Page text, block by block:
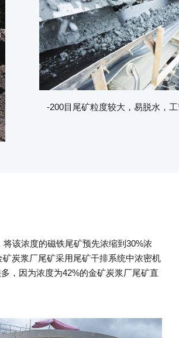
-200目尾矿粒度较大，易脱水，
该浓度的磁铁尾矿预先浓缩到30%浓
炭浆厂尾矿采用尾矿干排系统中浓密机
，因为浓度为42%的金矿炭浆厂尾矿直